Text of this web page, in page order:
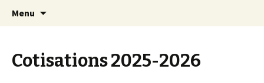
Société Musicale du
Lannemezan
Menu
Cotisations 2025-2026